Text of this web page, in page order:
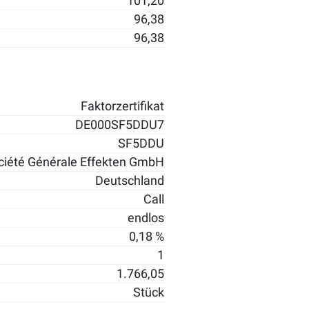
96,38
96,38
Faktorzertifikat
DE000SF5DDU7
SF5DDU
Générale Effekten GmbH
Deutschland
Call
endlos
0,18 %
1
1.766,05
Stück